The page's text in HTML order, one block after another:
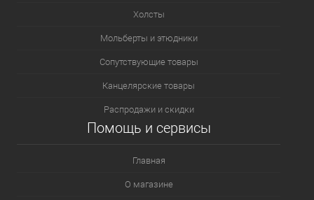
Холсты
Мольберты и этюдники
Сопутствующие товары
Канцелярские товары
Распродажи и скидки
Помощь и сервисы
Главная
О магазине